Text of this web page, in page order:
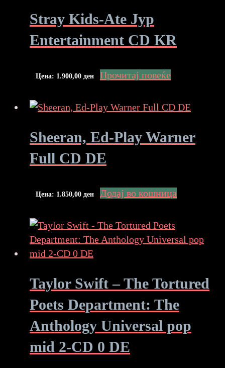
Stray Kids-Ate Jyp
Entertainment CD KR
Цена: 1.900,00 ден Прочитај повеќе
Sheeran, Ed-Play Warner
Full CD DE
Цена: 1.850,00 ден Додај во кошница
Taylor Swift – The Tortured
Poets Department: The
Anthology Universal pop
mid 2-CD 0 DE